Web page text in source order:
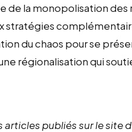
de la monopolisation des
stratégies
du chaos pour se
régionalisation qui
publiés sur le site